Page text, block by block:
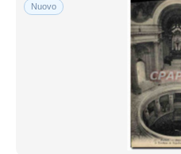
Nuovo